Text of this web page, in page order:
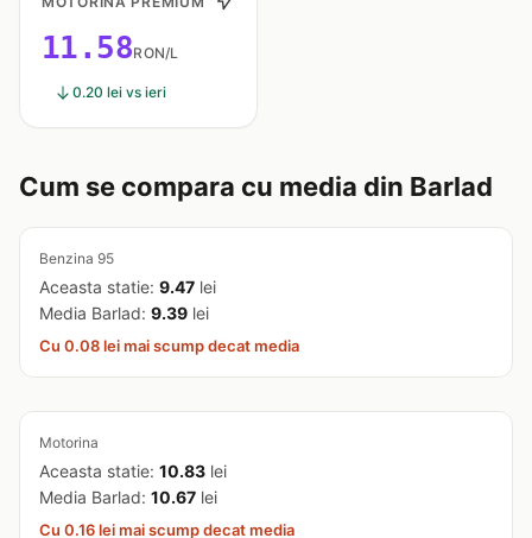
11.58RON/L
0.20 lei vs ieri
Cum se compara cu media din Barlad
Benzina 95
Aceasta statie: 9.47 lei
Media Barlad: 9.39 lei
Cu 0.08 lei mai scump decat media
Motorina
Aceasta statie: 10.83 lei
Media Barlad: 10.67 lei
Cu 0.16 lei mai scump decat media